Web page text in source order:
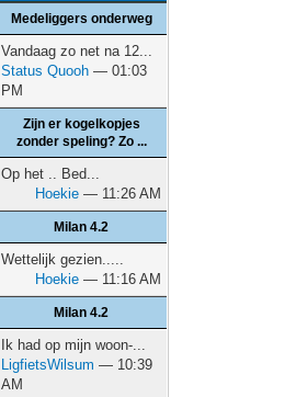
Medeliggers onderweg
Vandaag zo net na 12...
Status Quooh — 01:03
PM
Zijn er kogelkopjes
zonder speling? Zo ...
Op het .. Bed...
Hoekie — 11:26 AM
Milan 4.2
Wettelijk gezien.....
Hoekie — 11:16 AM
Milan 4.2
Ik had op mijn woon-...
LigfietsWilsum — 10:39
AM